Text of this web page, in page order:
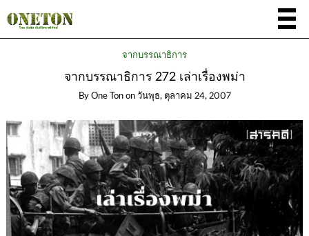
จากบรรณาธิการ
จากบรรณาธิการ 272 เล่าเรื่องพม่า
By One Ton on วันพุธ, ตุลาคม 24, 2007